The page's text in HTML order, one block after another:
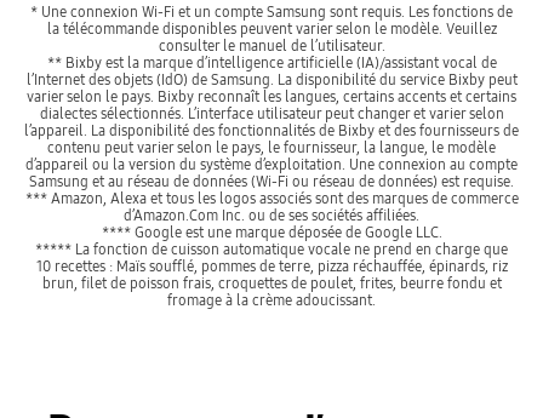
* Une connexion Wi-Fi et un compte Samsung sont requis. Les fonctions de
la télécommande disponibles peuvent varier selon le modèle. Veuillez
consulter le manuel de l’utilisateur.
** Bixby est la marque d’intelligence artificielle (IA)/assistant vocal de
l’Internet des objets (IdO) de Samsung. La disponibilité du service Bixby peut
varier selon le pays. Bixby reconnaît les langues, certains accents et certains
dialectes sélectionnés. L’interface utilisateur peut changer et varier selon
l’appareil. La disponibilité des fonctionnalités de Bixby et des fournisseurs de
contenu peut varier selon le pays, le fournisseur, la langue, le modèle
d’appareil ou la version du système d’exploitation. Une connexion au compte
Samsung et au réseau de données (Wi-Fi ou réseau de données) est requise.
*** Amazon, Alexa et tous les logos associés sont des marques de commerce
d’Amazon.Com Inc. ou de ses sociétés affiliées.
**** Google est une marque déposée de Google LLC.
***** La fonction de cuisson automatique vocale ne prend en charge que
10 recettes : Maïs soufflé, pommes de terre, pizza réchauffée, épinards, riz
brun, filet de poisson frais, croquettes de poulet, frites, beurre fondu et
fromage à la crème adoucissant.